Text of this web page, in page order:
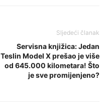
Sljedeći članak
Servisna knjižica: Jedan
Teslin Model X prešao je više
od 645.000 kilometara! Što
je sve promijenjeno?